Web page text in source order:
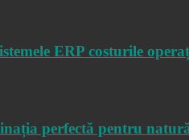
ERP costurile
perfectă pentru